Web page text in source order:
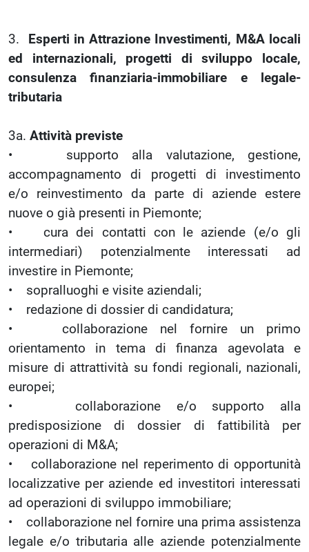
3. Esperti in Attrazione Investimenti, M&A locali
ed internazionali, progetti di sviluppo locale,
consulenza finanziaria-immobiliare e legale-
tributaria
3a. Attività previste
• supporto alla valutazione, gestione,
accompagnamento di progetti di investimento
e/o reinvestimento da parte di aziende estere
nuove o già presenti in Piemonte;
• cura dei contatti con le aziende (e/o gli
intermediari) potenzialmente interessati ad
investire in Piemonte;
• sopralluoghi e visite aziendali;
• redazione di dossier di candidatura;
• collaborazione nel fornire un primo
orientamento in tema di finanza agevolata e
misure di attrattività su fondi regionali, nazionali,
europei;
• collaborazione e/o supporto alla
predisposizione di dossier di fattibilità per
operazioni di M&A;
• collaborazione nel reperimento di opportunità
localizzative per aziende ed investitori interessati
ad operazioni di sviluppo immobiliare;
• collaborazione nel fornire una prima assistenza
legale e/o tributaria alle aziende potenzialmente